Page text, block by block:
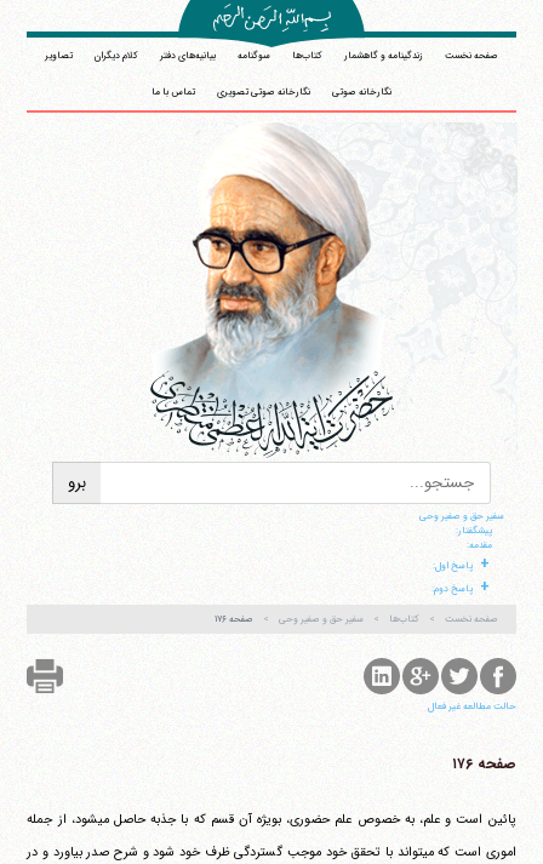
صفحه نخست زندگینامه و گاهشمار کتاب‌ها سوگنامه بیانیه‌های دفتر کلام دیگران تصاویر
نگارخانه صوتی نگارخانه صوتی تصویری تماس با ما
سفیر حق و صفیر وحی
پیشگفتار:
مقدمه:
+ پاسخ اول:
+ پاسخ دوم:
صفحه نخست کتاب‌ها سفیر حق و صفیر وحی صفحه ۱۷۶
حالت مطالعه غیر فعال
صفحه ۱۷۶
پائین است و علم، به خصوص علم حضوری، بویژه آن قسم که با جذبه حاصل می‎شود، از جمله
اموری است که می‎تواند با تحقق خود موجب گستردگی ظرف خود شود و شرح صدر بیاورد و در
شماره ٨ کد پستی: 3713744381